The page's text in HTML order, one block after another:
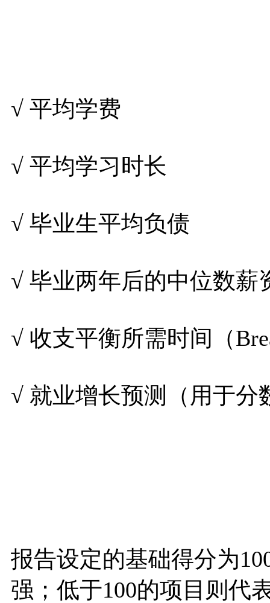
√ 平均学费
√ 平均学习时长
√ 毕业生平均负债
√ 毕业两年后的中位数薪
√ 收支平衡所需时间（
√ 就业增长预测（用于分
报告设定的基础得分为
强；低于100的项目则代